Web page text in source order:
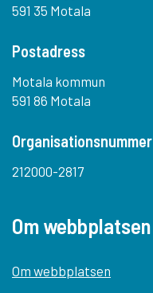
591 35 Motala
Postadress
Motala kommun
591 86 Motala
Organisationsnummer
212000-2817
Om webbplatsen
Om webbplatsen